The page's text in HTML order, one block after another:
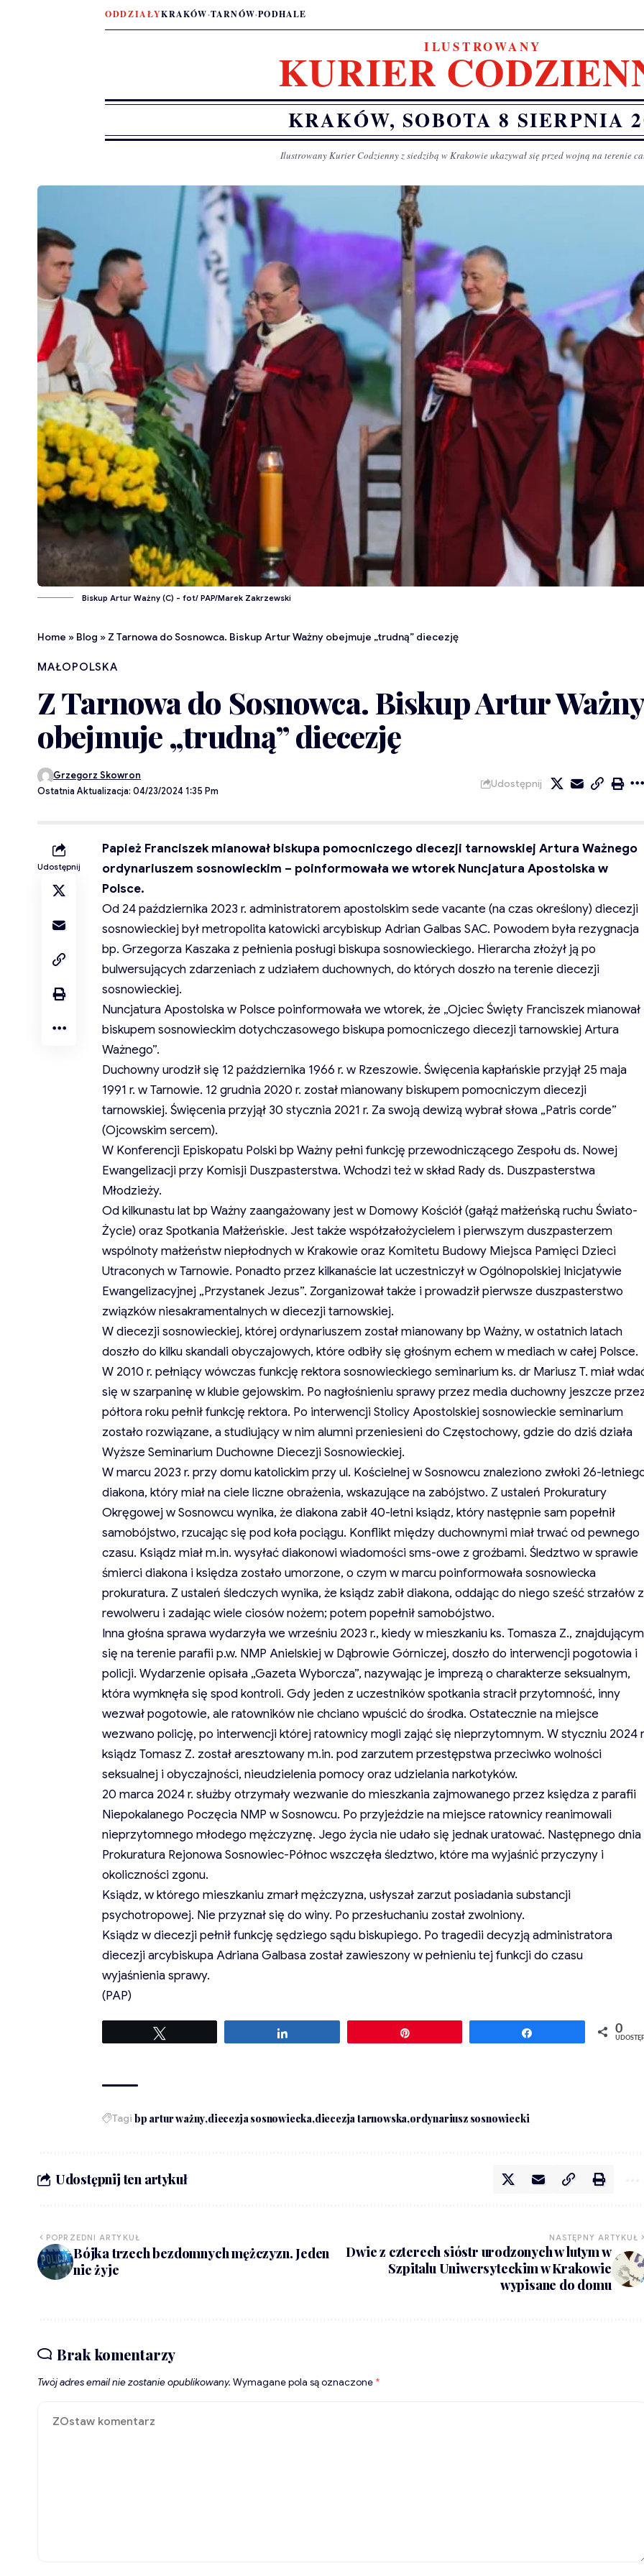
ODDZIAŁYKRAKÓW·TARNÓW·PODHALE
ILUSTROWANY
KURIER
KRAKÓW, SOBOTA 8 SIERPNIA
Ilustrowany Kurier Codzienny z siedzibą w Krakowie ukazywał się przed wojną na terenie
Biskup Artur Ważny (C) - fot/ PAP/Marek Zakrzewski
Home » Blog » Z Tarnowa do Sosnowca. Biskup Artur Ważny obejmuje „trudną” diecezję
MAŁOPOLSKA
Z Tarnowa do Sosnowca. Biskup Artur
obejmuje „trudną” diecezję
Ostatnia Aktualizacja: 04/23/2024 1:35 Pm
Grzegorz Skowron
Udostępnij
Udostępnij
Papież Franciszek mianował biskupa pomocniczego diecezji tarnowskiej Artura Ważnego
ordynariuszem sosnowieckim – poinformowała we wtorek Nuncjatura Apostolska w
Polsce.
Od 24 października 2023 r. administratorem apostolskim sede vacante (na czas określony) diecezji
sosnowieckiej był metropolita katowicki arcybiskup Adrian Galbas SAC. Powodem była rezygnacja
bp. Grzegorza Kaszaka z pełnienia posługi biskupa sosnowieckiego. Hierarcha złożył ją po
bulwersujących zdarzeniach z udziałem duchownych, do których doszło na terenie diecezji
sosnowieckiej.
Nuncjatura Apostolska w Polsce poinformowała we wtorek, że „Ojciec Święty Franciszek mianował
biskupem sosnowieckim dotychczasowego biskupa pomocniczego diecezji tarnowskiej Artura
Ważnego”.
Duchowny urodził się 12 października 1966 r. w Rzeszowie. Święcenia kapłańskie przyjął 25 maja
1991 r. w Tarnowie. 12 grudnia 2020 r. został mianowany biskupem pomocniczym diecezji
tarnowskiej. Święcenia przyjął 30 stycznia 2021 r. Za swoją dewizą wybrał słowa „Patris corde”
(Ojcowskim sercem).
W Konferencji Episkopatu Polski bp Ważny pełni funkcję przewodniczącego Zespołu ds. Nowej
Ewangelizacji przy Komisji Duszpasterstwa. Wchodzi też w skład Rady ds. Duszpasterstwa
Młodzieży.
Od kilkunastu lat bp Ważny zaangażowany jest w Domowy Kościół (gałąź małżeńską ruchu Świato-
Życie) oraz Spotkania Małżeńskie. Jest także współzałożycielem i pierwszym duszpasterzem
wspólnoty małżeństw niepłodnych w Krakowie oraz Komitetu Budowy Miejsca Pamięci Dzieci
Utraconych w Tarnowie. Ponadto przez kilkanaście lat uczestniczył w Ogólnopolskiej Inicjatywie
Ewangelizacyjnej „Przystanek Jezus”. Zorganizował także i prowadził pierwsze duszpasterstwo
związków niesakramentalnych w diecezji tarnowskiej.
W diecezji sosnowieckiej, której ordynariuszem został mianowany bp Ważny, w ostatnich latach
doszło do kilku skandali obyczajowych, które odbiły się głośnym echem w mediach w całej Polsce.
W 2010 r. pełniący wówczas funkcję rektora sosnowieckiego seminarium ks. dr Mariusz T. miał
się w szarpaninę w klubie gejowskim. Po nagłośnieniu sprawy przez media duchowny jeszcze
półtora roku pełnił funkcję rektora. Po interwencji Stolicy Apostolskiej sosnowieckie seminarium
zostało rozwiązane, a studiujący w nim alumni przeniesieni do Częstochowy, gdzie do dziś działa
Wyższe Seminarium Duchowne Diecezji Sosnowieckiej.
W marcu 2023 r. przy domu katolickim przy ul. Kościelnej w Sosnowcu znaleziono zwłoki 26-
diakona, który miał na ciele liczne obrażenia, wskazujące na zabójstwo. Z ustaleń Prokuratury
Okręgowej w Sosnowcu wynika, że diakona zabił 40-letni ksiądz, który następnie sam popełnił
samobójstwo, rzucając się pod koła pociągu. Konflikt między duchownymi miał trwać od pewnego
czasu. Ksiądz miał m.in. wysyłać diakonowi wiadomości sms-owe z groźbami. Śledztwo w sprawie
śmierci diakona i księdza zostało umorzone, o czym w marcu poinformowała sosnowiecka
prokuratura. Z ustaleń śledczych wynika, że ksiądz zabił diakona, oddając do niego sześć strzałów z
rewolweru i zadając wiele ciosów nożem; potem popełnił samobójstwo.
Inna głośna sprawa wydarzyła we wrześniu 2023 r., kiedy w mieszkaniu ks. Tomasza Z., znajdującym
się na terenie parafii p.w. NMP Anielskiej w Dąbrowie Górniczej, doszło do interwencji pogotowia i
policji. Wydarzenie opisała „Gazeta Wyborcza”, nazywając je imprezą o charakterze seksualnym,
która wymknęła się spod kontroli. Gdy jeden z uczestników spotkania stracił przytomność, inny
wezwał pogotowie, ale ratowników nie chciano wpuścić do środka. Ostatecznie na miejsce
wezwano policję, po interwencji której ratownicy mogli zająć się nieprzytomnym. W styczniu 2024
ksiądz Tomasz Z. został aresztowany m.in. pod zarzutem przestępstwa przeciwko wolności
seksualnej i obyczajności, nieudzielenia pomocy oraz udzielania narkotyków.
20 marca 2024 r. służby otrzymały wezwanie do mieszkania zajmowanego przez księdza z parafii
Niepokalanego Poczęcia NMP w Sosnowcu. Po przyjeździe na miejsce ratownicy reanimowali
nieprzytomnego młodego mężczyznę. Jego życia nie udało się jednak uratować. Następnego dnia
Prokuratura Rejonowa Sosnowiec-Północ wszczęła śledztwo, które ma wyjaśnić przyczyny i
okoliczności zgonu.
Ksiądz, w którego mieszkaniu zmarł mężczyzna, usłyszał zarzut posiadania substancji
psychotropowej. Nie przyznał się do winy. Po przesłuchaniu został zwolniony.
Ksiądz w diecezji pełnił funkcję sędziego sądu biskupiego. Po tragedii decyzją administratora
diecezji arcybiskupa Adriana Galbasa został zawieszony w pełnieniu tej funkcji do czasu
wyjaśnienia sprawy.
(PAP)
0
Tagi bp artur ważny diecezja sosnowiecka diecezja tarnowska ordynariusz sosnowiecki
Udostępnij ten artykuł
POPRZEDNI ARTYKUŁ
Bójka trzech bezdomnych mężczyzn. Jeden
nie żyje
NASTĘPNY ARTYKUŁ
Dwie z czterech sióstr urodzonych w lutym w
Szpitalu Uniwersyteckim w Krakowie
wypisane do domu
Brak komentarzy
Twój adres email nie zostanie opublikowany. Wymagane pola są oznaczone *